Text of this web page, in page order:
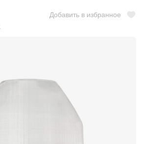
Добавить в избранное